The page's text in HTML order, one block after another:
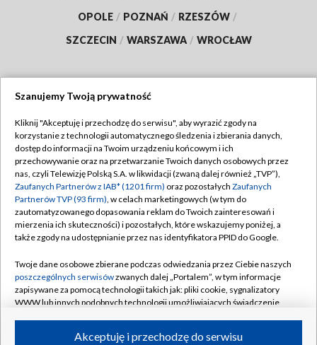
OPOLE / POZNAŃ / RZESZÓW /
SZCZECIN / WARSZAWA / WROCŁAW
TVP
Abonament TVP
Emisja w TVP
Centrum informacji TVP
Naziemna Telewizja Cyfrowa
Rada Programowa
System NOS
Informacje o nadawcy
Regulamin TVP
Polityka prywatności
Moje zgody
Pomoc
Kontakt
Kanały
Szanujemy Twoją prywatność
Kliknij "Akceptuję i przechodzę do serwisu", aby wyrazić zgody na
korzystanie z technologii automatycznego śledzenia i zbierania danych,
dostęp do informacji na Twoim urządzeniu końcowym i ich
przechowywanie oraz na przetwarzanie Twoich danych osobowych przez
nas, czyli Telewizję Polską S.A. w likwidacji (zwaną dalej również „TVP”),
Zaufanych Partnerów z IAB* (1201 firm) oraz pozostałych Zaufanych
Partnerów TVP (93 firm), w celach marketingowych (w tym do
zautomatyzowanego dopasowania reklam do Twoich zainteresowań i
mierzenia ich skuteczności) i pozostałych, które wskazujemy poniżej, a
także zgody na udostępnianie przez nas identyfikatora PPID do Google.
Twoje dane osobowe zbierane podczas odwiedzania przez Ciebie naszych
poszczególnych serwisówzwanych dalej „Portalem”, w tym informacje
zapisywane za pomocą technologii takich jak: pliki cookie, sygnalizatory
WWW lub innych podobnych technologii umożliwiających świadczenie
ruchu w Internecie.Akceptuję i przechodzę do serwisu